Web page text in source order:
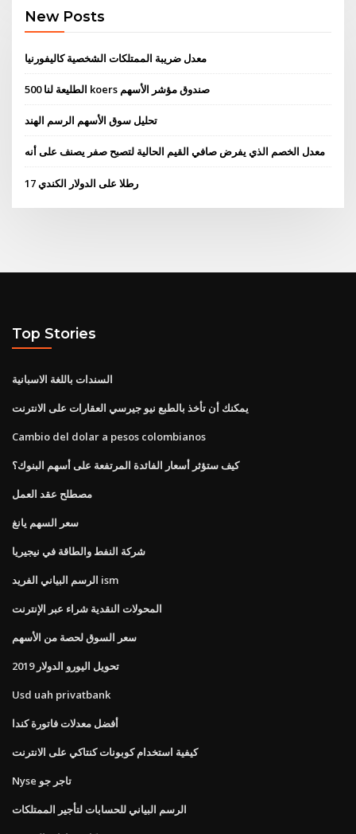
New Posts
معدل ضريبة الممتلكات الشخصية كاليفورنيا
الطليعة لنا 500 koers صندوق مؤشر الأسهم
تحليل سوق الأسهم الرسم الهند
معدل الخصم الذي يفرض صافي القيم الحالية لتصبح صفر يصنف على أنه
17 رطلا على الدولار الكندي
Top Stories
السندات باللغة الاسبانية
يمكنك أن تأخذ بالطبع نيو جيرسي العقارات على الانترنت
Cambio del dolar a pesos colombianos
كيف ستؤثر أسعار الفائدة المرتفعة على أسهم البنوك؟
مصطلح عقد العمل
سعر السهم يانغ
شركة النفط والطاقة في نيجيريا
الرسم البياني الفريد ism
المحولات النقدية شراء عبر الإنترنت
سعر السوق لحصة من الأسهم
تحويل اليورو الدولار 2019
Usd uah privatbank
أفضل معدلات فاتورة كندا
كيفية استخدام كوبونات كنتاكي على الانترنت
Nyse تاجر جو
الرسم البياني للحسابات لتأجير الممتلكات